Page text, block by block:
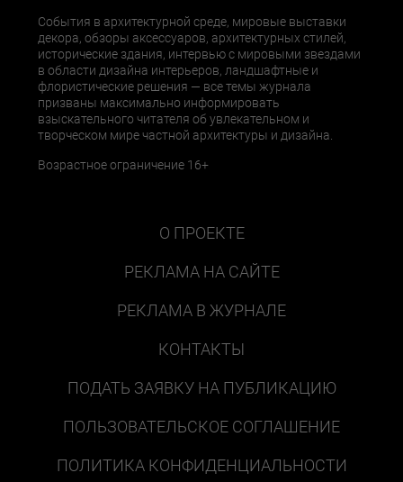
События в архитектурной среде, мировые выставки
декора, обзоры аксессуаров, архитектурных стилей,
исторические здания, интервью с мировыми звездами
в области дизайна интерьеров, ландшафтные и
флористические решения — все темы журнала
призваны максимально информировать
взыскательного читателя об увлекательном и
творческом мире частной архитектуры и дизайна.
Возрастное ограничение 16+
О ПРОЕКТЕ
РЕКЛАМА НА САЙТЕ
РЕКЛАМА В ЖУРНАЛЕ
КОНТАКТЫ
ПОДАТЬ ЗАЯВКУ НА ПУБЛИКАЦИЮ
ПОЛЬЗОВАТЕЛЬСКОЕ СОГЛАШЕНИЕ
ПОЛИТИКА КОНФИДЕНЦИАЛЬНОСТИ